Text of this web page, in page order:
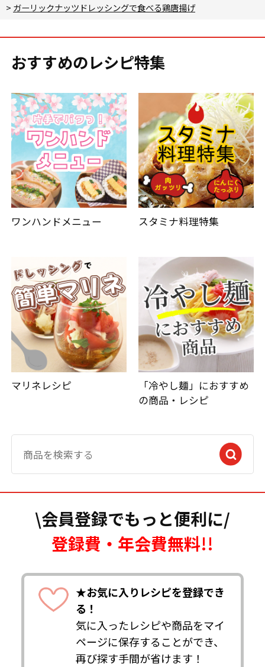
> ガーリックナッツドレッシングで食べる鶏唐揚げ
おすすめのレシピ特集
ワンハンドメニュー スタミナ料理特集
マリネレシピ
「冷やし麺」におすすめ
の商品・レシピ
\会員登録でもっと便利に/
登録費・年会費無料!!
★お気に入りレシピを登録でき
る！
気に入ったレシピや商品をマイ
ページに保存することができ、
再び探す手間が省けます！